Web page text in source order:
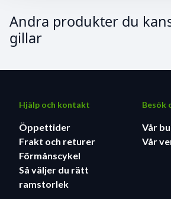
Andra produkter du
gillar
Hjälp och kontakt
Öppettider
Frakt och returer
Förmånscykel
Så väljer du rätt
ramstorlek
Besök
Vår
Vår